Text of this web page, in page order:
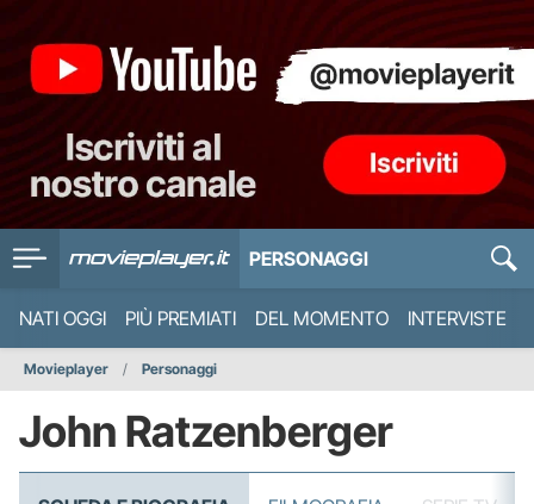
PERSONAGGI
NATI OGGI PIÙ PREMIATI DEL MOMENTO INTERVISTE
Movieplayer Personaggi
John Ratzenberger